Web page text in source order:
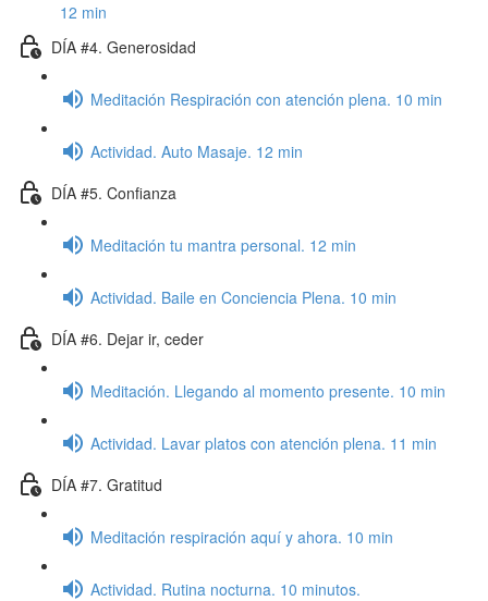
12 min
DÍA #4. Generosidad
Meditación Respiración con atención plena. 10 min
Actividad. Auto Masaje. 12 min
DÍA #5. Confianza
Meditación tu mantra personal. 12 min
Actividad. Baile en Conciencia Plena. 10 min
DÍA #6. Dejar ir, ceder
Meditación. Llegando al momento presente. 10 min
Actividad. Lavar platos con atención plena. 11 min
DÍA #7. Gratitud
Meditación respiración aquí y ahora. 10 min
Actividad. Rutina nocturna. 10 minutos.